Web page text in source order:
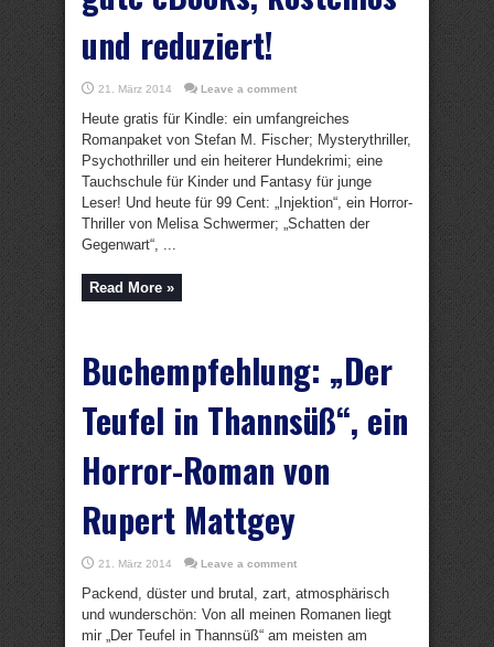
und reduziert!
21. März 2014 Leave a comment
Heute gratis für Kindle: ein umfangreiches
Romanpaket von Stefan M. Fischer; Mysterythriller,
Psychothriller und ein heiterer Hundekrimi; eine
Tauchschule für Kinder und Fantasy für junge
Leser! Und heute für 99 Cent: „Injektion“, ein Horror-
Thriller von Melisa Schwermer; „Schatten der
Gegenwart“, ...
Read More »
Buchempfehlung: „Der
Teufel in Thannsüß“, ein
Horror-Roman von
Rupert Mattgey
21. März 2014 Leave a comment
Packend, düster und brutal, zart, atmosphärisch
und wunderschön: Von all meinen Romanen liegt
mir „Der Teufel in Thannsüß“ am meisten am